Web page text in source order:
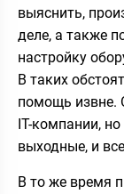
выяснить,
деле, а также
настройку
В таких
помощь извне.
IT-компании,
выходные, и
В то же время